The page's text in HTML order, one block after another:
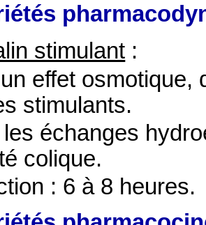
stimulant :
effet osmotique,
stimulants.
les échanges
colique.
: 6 à 8 heures.